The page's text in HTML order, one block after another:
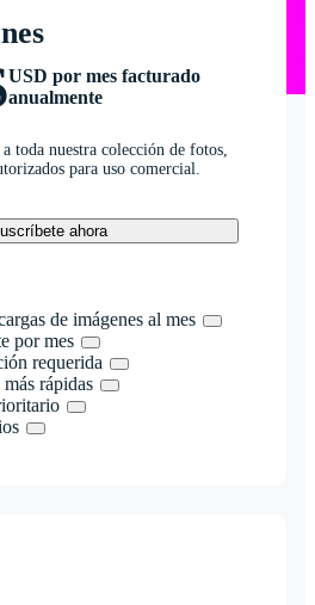
USD por mes facturado
anualmente
toda nuestra colección de fotos,
para uso comercial.
ahora
de imágenes al mes
por mes
requerida
rápidas